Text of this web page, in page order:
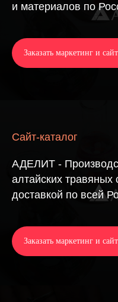
и материалов по
Заказать маркетинг и
Сайт-каталог
АДЕЛИТ -
алтайских травяных
доставкой по всей
Заказать маркетинг и